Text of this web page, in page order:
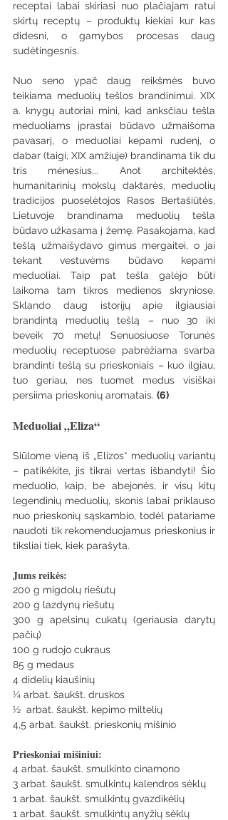
receptai labai skiriasi nuo plačiajam ratui
skirtų receptų – produktų kiekiai kur kas
didesni, o gamybos procesas daug
sudėtingesnis.
Nuo seno ypač daug reikšmės buvo
teikiama meduolių tešlos brandinimui. XIX
a. knygų autoriai mini, kad anksčiau tešla
meduoliams įprastai būdavo užmaišoma
pavasarį, o meduoliai kepami rudenį, o
dabar (taigi, XIX amžiuje) brandinama tik du
tris mėnesius... Anot architektės,
humanitarinių mokslų daktarės, meduolių
tradicijos puoselėtojos Rasos Bertašiūtės,
Lietuvoje brandinama meduolių tešla
būdavo užkasama į žemę. Pasakojama, kad
tešlą užmaišydavo gimus mergaitei, o jai
tekant vestuvėms būdavo kepami
meduoliai. Taip pat tešla galėjo būti
laikoma tam tikros medienos skryniose.
Sklando daug istorijų apie ilgiausiai
brandintą meduolių tešlą – nuo 30 iki
beveik 70 metų! Senuosiuose Torunės
meduolių receptuose pabrėžiama svarba
brandinti tešlą su prieskoniais – kuo ilgiau,
tuo geriau, nes tuomet medus visiškai
persiima prieskonių aromatais. (6)
Meduoliai „Eliza“
Siūlome vieną iš „Elizos“ meduolių variantų
– patikėkite, jis tikrai vertas išbandyti! Šio
meduolio, kaip, be abejonės, ir visų kitų
legendinių meduolių, skonis labai priklauso
nuo prieskonių sąskambio, todėl patariame
naudoti tik rekomenduojamus prieskonius ir
tiksliai tiek, kiek parašyta.
Jums reikės:
200 g migdolų riešutų
200 g lazdynų riešutų
300 g apelsinų cukatų (geriausia darytų
pačių)
100 g rudojo cukraus
85 g medaus
4 didelių kiaušinių
¼ arbat. šaukšt. druskos
½  arbat. šaukšt. kepimo miltelių
4,5 arbat. šaukšt. prieskonių mišinio
Prieskoniai mišiniui:
4 arbat. šaukšt. smulkinto cinamono
3 arbat. šaukšt. smulkintų kalendros sėklų
1 arbat. šaukšt. smulkintų gvazdikėlių
1 arbat. šaukšt. smulkintų anyžių sėklų